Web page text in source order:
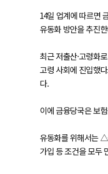
14일 업계에 따르면
유동화 방안을 추진
최근 저출산·고령화
고령 사회에 진입했
다.
이에 금융당국은 보
유동화를 위해서는
가입 등 조건을 모두